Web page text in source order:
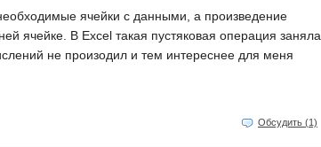
ячейки с данными, а произведение
ячейке. В Excel такая пустяковая операция заняла
не произодил и тем интереснее для меня
Обсудить (1)